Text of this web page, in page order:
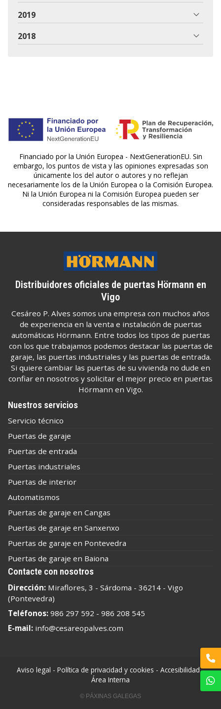
2019
2018
Financiado por la Unión Europea - NextGenerationEU. Sin
embargo, los puntos de vista y las opiniones expresadas son
únicamente los del autor o autores y no reflejan
necesariamente los de la Unión Europea o la Comisión Europea.
Ni la Unión Europea ni la Comisión Europea pueden ser
consideradas responsables de las mismas.
Distribuidores oficiales de puertas Hörmann en
Vigo
Cesáreo P. Alves somos una empresa con muchos años
de experiencia en la venta e instalación de puertas
automáticas Hörmann. Entre todos los tipos de puertas
con los que trabajamos podemos destacar las puertas de
garaje, las puertas industriales y las puertas de entrada.
Si quiere cambiar las puertas de su vivienda no dude en
confiar en nosotros y solicitar el mejor precio en puertas
Hörmann en Vigo.
Nuestros servicios
Servicio técnico
Puertas de garaje
Puertas de entrada
Puertas industriales
Puertas de interior
Automatismos
Puertas de garaje en Cangas
Puertas de garaje en Sanxenxo
Puertas de garaje en Pontevedra
Puertas de garaje en Baiona
Contacte con nosotros
Dirección: Miraflores, 3 - Sárdoma - 36214 - Vigo
(Pontevedra)
Teléfonos: 986 297 592 - 986 208 545
E-mail: info@cesareopalves.com
Aviso legal - Política de privacidad y cookies - Accesibilidad-
Área Interna
© PÁXINAS GALEGAS